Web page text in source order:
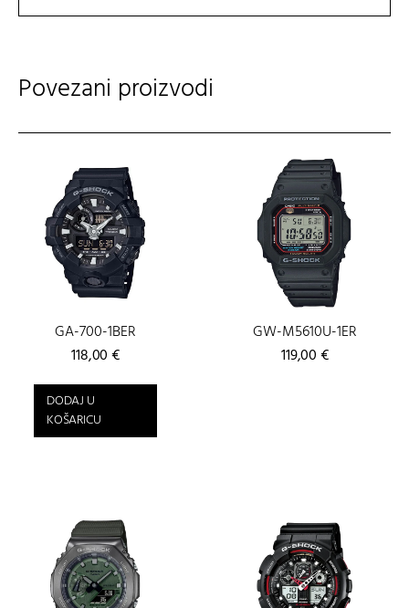
Povezani proizvodi
GA-700-1BER
118,00€
DODAJ U
KOŠARICU
GW-M5610U-1ER
119,00€